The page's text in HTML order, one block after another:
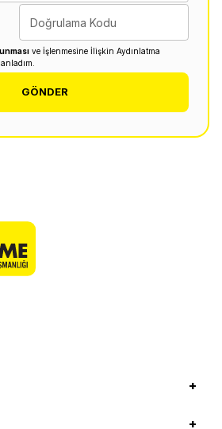
Doğrulama Kodu
ve İşlenmesine İlişkin Aydınlatma
GÖNDER
+
+